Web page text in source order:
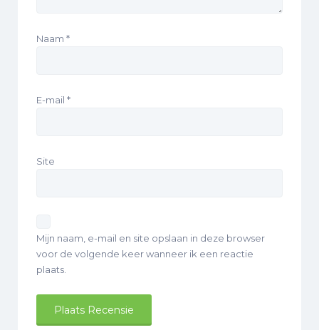
Naam *
E-mail *
Site
Mijn naam, e-mail en site opslaan in deze browser
voor de volgende keer wanneer ik een reactie
plaats.